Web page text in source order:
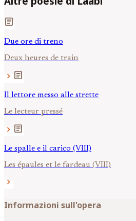
article
Due ore di treno
Deux heures de train
chevron_right article
Il lettore messo alle strette
Le lecteur pressé
chevron_right article
Le spalle e il carico (VIII)
Les épaules et le fardeau (VIII)
chevron_right
Informazioni sull'opera